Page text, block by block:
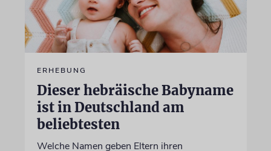
ERHEBUNG
Dieser hebräische Babyname
ist in Deutschland am
beliebtesten
Welche Namen geben Eltern ihren